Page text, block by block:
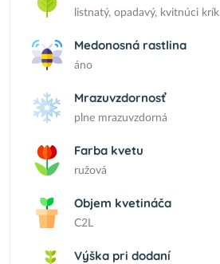
listnatý, opadavý, kvitnúci krík
Medonosná rastlina
áno
Mrazuvzdornosť
plne mrazuvzdorná
Farba kvetu
ružová
Objem kvetináča
C2L
Výška pri dodaní